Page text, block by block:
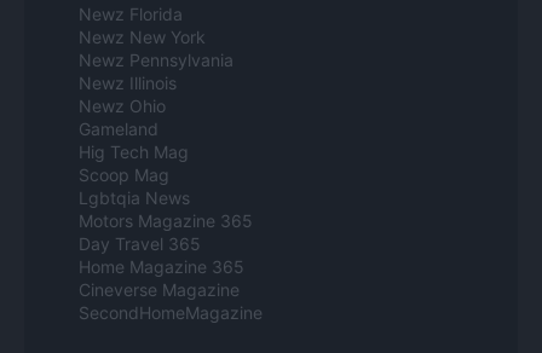
Newz Florida
Newz New York
Newz Pennsylvania
Newz Illinois
Newz Ohio
Gameland
Hig Tech Mag
Scoop Mag
Lgbtqia News
Motors Magazine 365
Day Travel 365
Home Magazine 365
Cineverse Magazine
SecondHomeMagazine